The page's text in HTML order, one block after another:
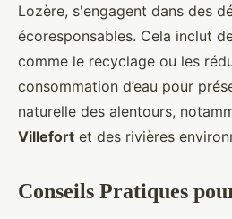
Lozère, s'engagent dans des
écoresponsables. Cela inclut
comme le recyclage ou les
consommation d’eau pour
naturelle des alentours,
Villefort et des rivières
Conseils Pratiques